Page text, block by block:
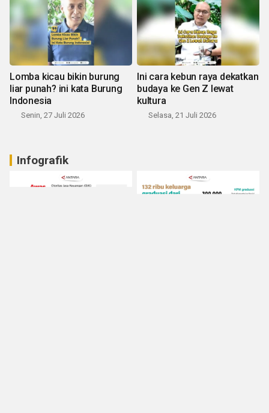
Lomba kicau bikin burung
liar punah? ini kata Burung
Indonesia
Senin, 27 Juli 2026
Ini cara kebun raya dekatkan
budaya ke Gen Z lewat
kultura
Selasa, 21 Juli 2026
Infografik